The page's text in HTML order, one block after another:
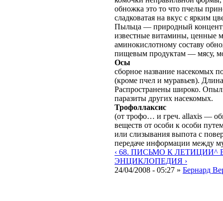
обножка это то что пчелы
сладковатая на вкус с ярким
Пыльца — природный
известные витамины, ценные
аминокислотному составу
пищевым продуктам — мясу,
Осы
сборное название насекомых
(кроме пчел и муравьев).
Распространены широко.
паразиты других насекомых.
Трофоллаксис
(от трофо… и греч. allaxis —
веществ от особи к особи
или слизывания выпота с
передаче информации между
‹ 68. ПИСЬМО К ЛЕТИЦИИ^
ЭНЦИКЛОПЕДИЯ ›
24/04/2008 - 05:27 » Бернард